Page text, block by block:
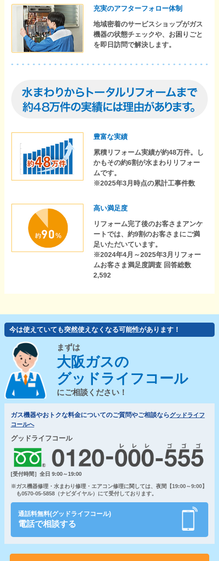
充実のアフターフォロー体制
地域密着のサービスショップがガス
機器の状態チェックや、お困りごと
を即日訪問で解決します。
豊富な実績
累積リフォーム実績が約48万件。し
かもその約6割が水まわりリフォー
ムです。
※2025年3月時点の累計工事件数
高い満足度
リフォーム完了後のお客さまアンケ
ートでは、約9割のお客さまにご満
足いただいています。
※2024年4月～2025年3月リフォー
ムお客さま満足度調査 回答総数
2,592
今は使えていても突然使えなくなる可能性があります！
まずは
大阪ガスの
グッドライフコール
にご相談ください！
ガス機器やおトクな料金についてのご質問やご相談ならグッドライフ
コールへ
グッドライフコール
[受付時間］全日 9:00～19:00
※ガス機器修理・水まわり修理・エアコン修理に関しては、夜間【19:00～9:00】
も0570-05-5858（ナビダイヤル）にて受付しております。
通話料無料(グッドライフコール)
電話で相談する